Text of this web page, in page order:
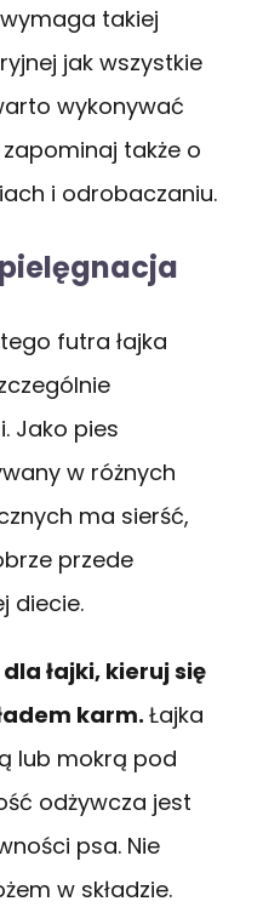
takiej
jak wszystkie
wykonywać
także o
i odrobaczaniu.
futra łajka
Jako pies
w różnych
ma sierść,
przede
diecie.
łajki, kieruj się
karm. Łajka
lub mokrą pod
odżywcza jest
psa. Nie
w składzie.